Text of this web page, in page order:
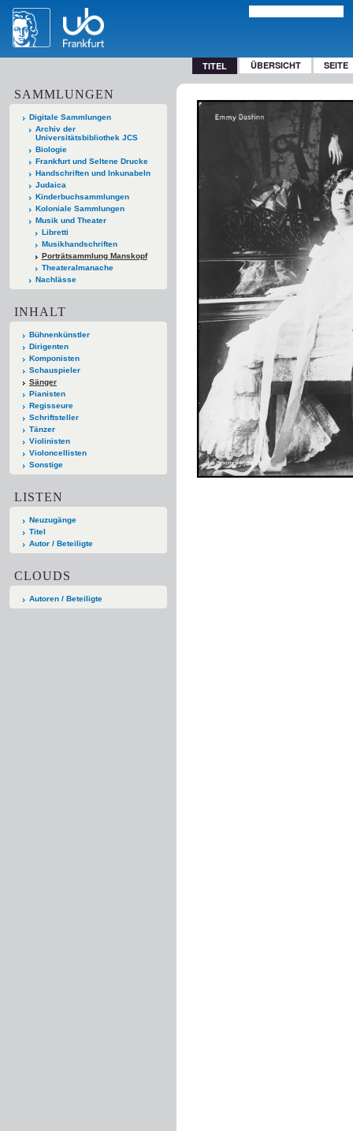
TITEL ÜBERSICHT SEITE
SAMMLUNGEN
Digitale Sammlungen
Archiv der
Universitätsbibliothek JCS
Biologie
Frankfurt und Seltene Drucke
Handschriften und Inkunabeln
Judaica
Kinderbuchsammlungen
Koloniale Sammlungen
Musik und Theater
Libretti
Musikhandschriften
Porträtsammlung Manskopf
Theateralmanache
Nachlässe
INHALT
Bühnenkünstler
Dirigenten
Komponisten
Schauspieler
Sänger
Pianisten
Regisseure
Schriftsteller
Tänzer
Violinisten
Violoncellisten
Sonstige
LISTEN
Neuzugänge
Titel
Autor / Beteiligte
CLOUDS
Autoren / Beteiligte